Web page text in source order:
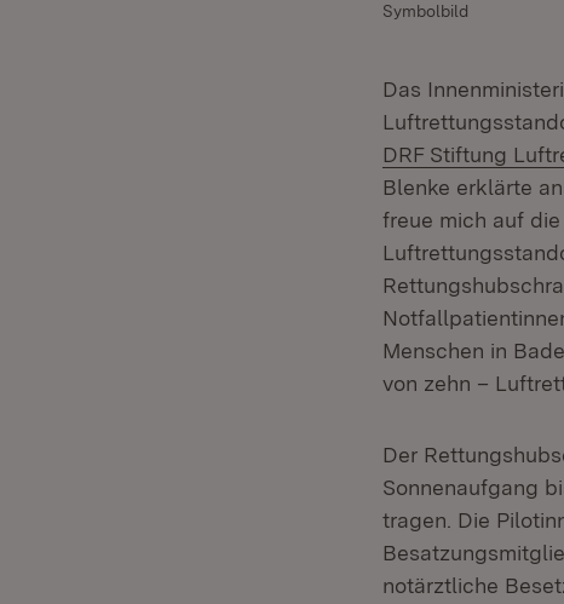
Symbolbild
Das
DRF Stiftung
Blenke erklärte
freue mich auf
Menschen in
von zehn –
Der
Sonnenaufgang
tragen. Die
notärztliche